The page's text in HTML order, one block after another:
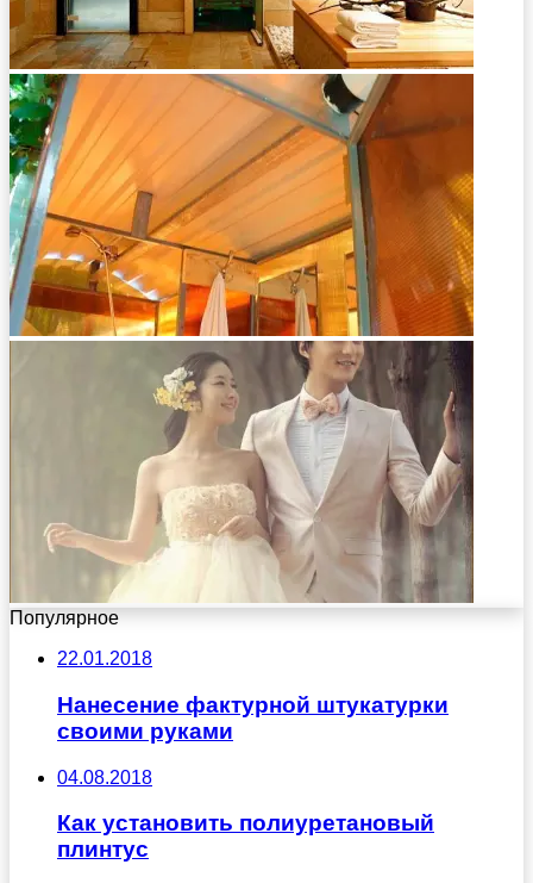
Популярное
22.01.2018
Нанесение фактурной штукатурки
своими руками
04.08.2018
Как установить полиуретановый
плинтус